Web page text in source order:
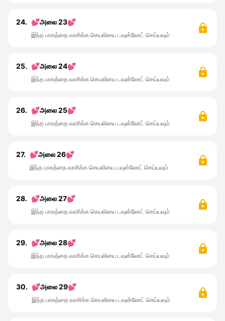
24. 💕அலை 23💕
இந்த பாகத்தை வாசிக்க செயலியை டவுன்லோட் செய்யவும்
25. 💕அலை 24💕
இந்த பாகத்தை வாசிக்க செயலியை டவுன்லோட் செய்யவும்
26. 💕அலை 25💕
இந்த பாகத்தை வாசிக்க செயலியை டவுன்லோட் செய்யவும்
27. 💕அலை 26💕
இந்த பாகத்தை வாசிக்க செயலியை டவுன்லோட் செய்யவும்
28. 💕அலை 27💕
இந்த பாகத்தை வாசிக்க செயலியை டவுன்லோட் செய்யவும்
29. 💕அலை 28💕
இந்த பாகத்தை வாசிக்க செயலியை டவுன்லோட் செய்யவும்
30. 💕அலை 29💕
இந்த பாகத்தை வாசிக்க செயலியை டவுன்லோட் செய்யவும்